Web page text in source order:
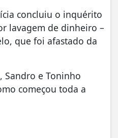
concluiu o inquérito
lavagem de dinheiro –
que foi afastado da
Sandro e Toninho
começou toda a